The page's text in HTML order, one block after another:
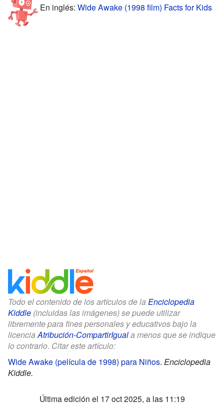
En inglés: Wide Awake (1998 film) Facts for Kids
Todo el contenido de los artículos de la Enciclopedia
Kiddle (incluidas las imágenes) se puede utilizar
libremente para fines personales y educativos bajo la
licenciaAtribución-CompartirIguala menos que se indique
lo contrario. Citar este artículo:
Wide Awake (película de 1998) para Niños. Enciclopedia
Kiddle.
Última edición el 17 oct 2025, a las 11:19